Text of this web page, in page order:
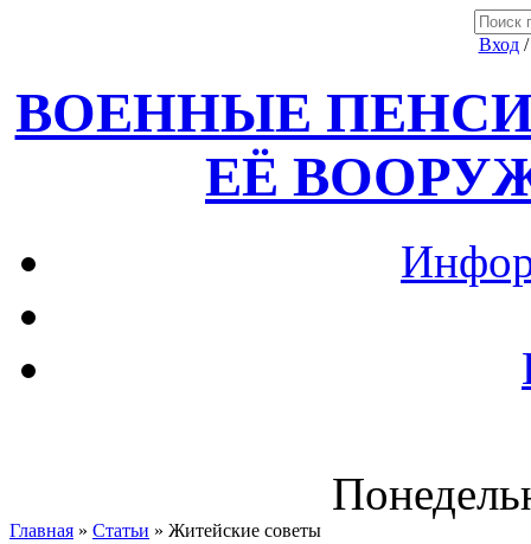
Вход
ВОЕННЫЕ
ЕЁ
Главная » Статьи » Житейские советы